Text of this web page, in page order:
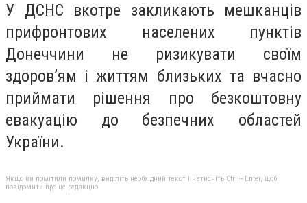
У ДСНС вкотре закликають мешканців
прифронтових населених пунктів
Донеччини не ризикувати своїм
здоров’ям і життям близьких та вчасно
приймати рішення про безкоштовну
евакуацію до безпечних областей
України.
Якщо ви помітили помилку, виділіть необхідний текст і натисніть Ctrl + Enter, щоб
повідомити про це редакцію